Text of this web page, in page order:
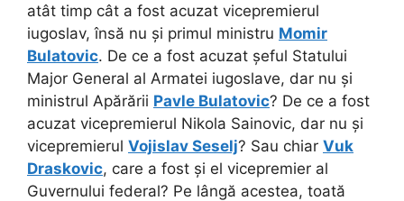
atât timp cât a fost acuzat vicepremierul
iugoslav, însă nu și primul ministru Momir
Bulatovic. De ce a fost acuzat șeful Statului
Major General al Armatei iugoslave, dar nu și
ministrul Apărării Pavle Bulatovic? De ce a fost
acuzat vicepremierul Nikola Sainovic, dar nu și
vicepremierul Vojislav Seselj? Sau chiar Vuk
Draskovic, care a fost și el vicepremier al
Guvernului federal? Pe lângă acestea, toată